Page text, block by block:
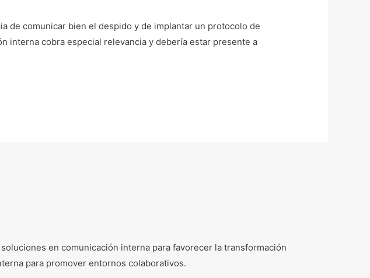
de comunicar bien el despido y de implantar un protocolo de
interna cobra especial relevancia y debería estar presente a
en comunicación interna para favorecer la transformación
para promover entornos colaborativos.